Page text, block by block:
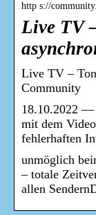
http s://
Live TV
Live TV –
Community
18.10.2022 —
mit dem
fehlerhaften
unmöglich
– totale
allen